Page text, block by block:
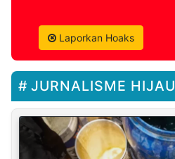
Laporkan Hoaks
JURNALISME HIJAU